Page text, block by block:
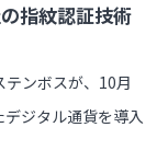
指紋認証技術
ンボスが、10月
ジタル通貨を導入